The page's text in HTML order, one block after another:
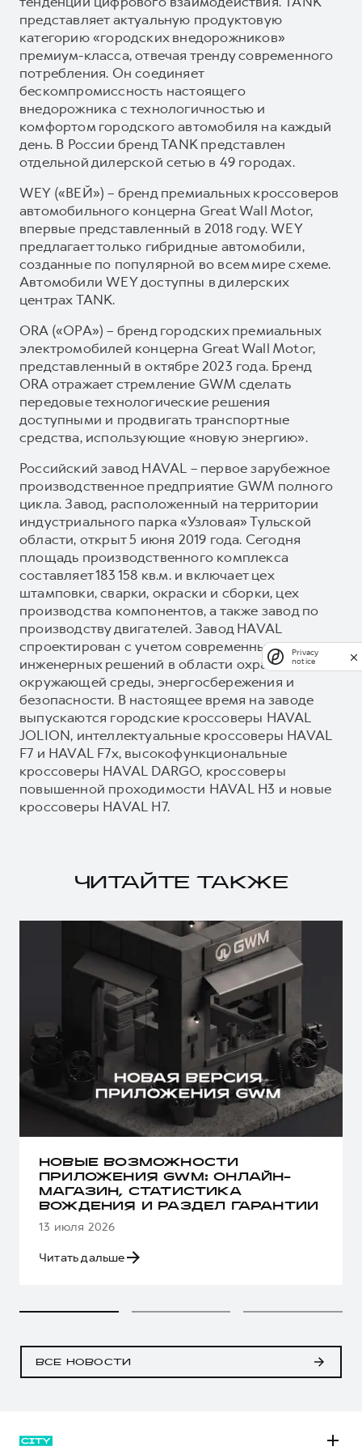
представляет актуальную продуктовую
категорию «городских внедорожников»
премиум-класса, отвечая тренду современного
потребления. Он соединяет
бескомпромиссность настоящего
внедорожника с технологичностью и
комфортом городского автомобиля на каждый
день. В России бренд TANK представлен
отдельной дилерской сетью в 49 городах.
WEY («ВЕЙ») – бренд премиальных кроссоверов
автомобильного концерна Great Wall Motor,
впервые представленный в 2018 году. WEY
предлагает только гибридные автомобили,
созданные по популярной во всем мире схеме.
Автомобили WEY доступны в дилерских
центрах TANK.
ORA («ОРА») – бренд городских премиальных
электромобилей концерна Great Wall Motor,
представленный в октябре 2023 года. Бренд
ORA отражает стремление GWM сделать
передовые технологические решения
доступными и продвигать транспортные
средства, использующие «новую энергию».
Российский завод HAVAL – первое зарубежное
производственное предприятие GWM полного
цикла. Завод, расположенный на территории
индустриального парка «Узловая» Тульской
области, открыт 5 июня 2019 года. Сегодня
площадь производственного комплекса
составляет 183 158 кв.м. и включает цех
штамповки, сварки, окраски и сборки, цех
производства компонентов, а также завод по
производству двигателей. Завод HAVAL
спроектирован с учетом современных
инженерных решений в области охраны
окружающей среды, энергосбережения и
безопасности. В настоящее время на заводе
выпускаются городские кроссоверы HAVAL
JOLION, интеллектуальные кроссоверы HAVAL
F7 и HAVAL F7x, высокофункциональные
кроссоверы HAVAL DARGO, кроссоверы
повышенной проходимости HAVAL H3 и новые
кроссоверы HAVAL H7.
ЧИТАЙТЕ ТАКЖЕ
НОВЫЕ ВОЗМОЖНОСТИ
ПРИЛОЖЕНИЯ GWM: ОНЛАЙН-
МАГАЗИН, СТАТИСТИКА
ВОЖДЕНИЯ И РАЗДЕЛ ГАРАНТИИ
13 июля 2026
Читать дальше
ВСЕ НОВОСТИ
Privacy
notice